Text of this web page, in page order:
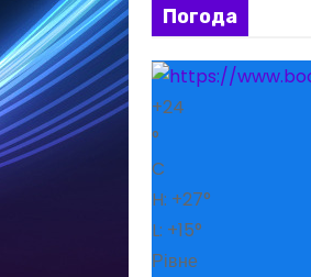
Погода
+24
°
C
H: +27°
L: +15°
Рівне